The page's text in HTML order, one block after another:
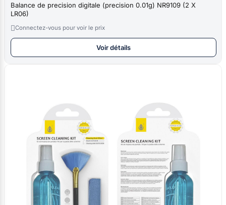
Balance de precision digitale (precision 0.01g) NR9109 (2 X
LR06)
Connectez-vous pour voir le prix
Voir détails